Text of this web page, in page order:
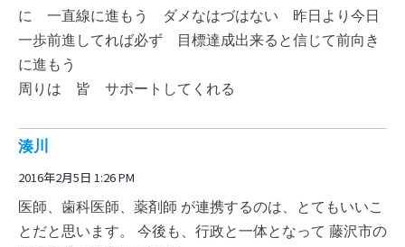
に 一直線に進もう ダメなはづはない 昨日より今日
一歩前進してれば必ず 目標達成出来ると信じて前向き
に進もう
周りは 皆 サポートしてくれる
湊川
2016年2月5日 1:26 PM
医師、歯科医師、薬剤師 が連携するのは、とてもいいこ
とだと思います。 今後も、行政と一体となって 藤沢市の